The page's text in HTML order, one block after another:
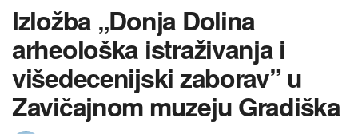
Izložba „Donja Dolina
arheološka istraživanja i
višedecenijski zaborav” u
Zavičajnom muzeju Gradiška